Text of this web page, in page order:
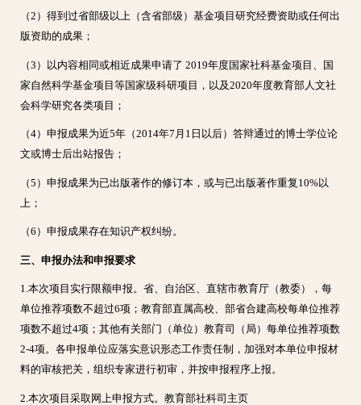
（2）得到过省部级以上（含省部级）基金项目研究经费资助或任何出
版资助的成果；
（3）以内容相同或相近成果申请了 2019年度国家社科基金项目、国
家自然科学基金项目等国家级科研项目，以及2020年度教育部人文社
会科学研究各类项目；
（4）申报成果为近5年（2014年7月1日以后）答辩通过的博士学位论
文或博士后出站报告；
（5）申报成果为已出版著作的修订本，或与已出版著作重复10%以
上；
（6）申报成果存在知识产权纠纷。
三、申报办法和申报要求
1.本次项目实行限额申报。省、自治区、直辖市教育厅（教委），每
单位推荐项数不超过6项；教育部直属高校、部省合建高校每单位推荐
项数不超过4项；其他有关部门（单位）教育司（局）每单位推荐项数
2-4项。各申报单位应落实意识形态工作责任制，加强对本单位申报材
料的审核把关，组织专家进行初审，并按申报程序上报。
2.本次项目采取网上申报方式。教育部社科司主页